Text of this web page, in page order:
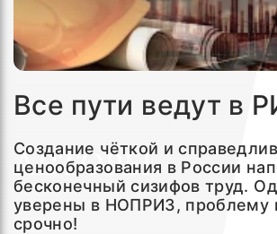
Все пути ведут в
Создание чёткой и
ценообразования в России
бесконечный сизифов труд.
уверены в НОПРИЗ, проблему
срочно!